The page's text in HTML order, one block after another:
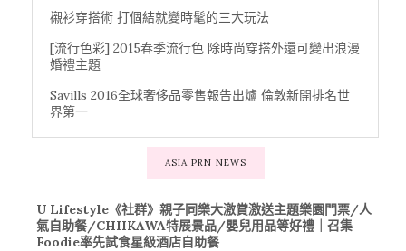
襯衫穿搭術 打個結就變時髦的三大玩法
[流行色彩] 2015春季流行色 除時尚穿搭外還可變出浪漫
婚禮主題
Savills 2016全球奢侈品零售報告出爐 倫敦新開排名世
界第一
ASIA PRN NEWS
U Lifestyle《社群》親子同樂大激賞激送主題樂園門票/人
氣自助餐/CHIIKAWA特展景品/嬰兒用品等好禮｜召集
Foodie率先試食星級酒店自助餐